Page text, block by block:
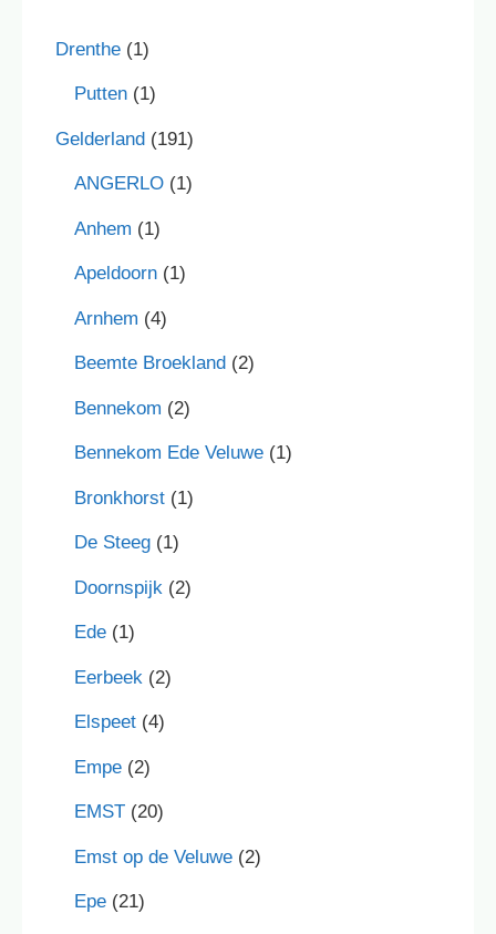
Drenthe (1)
Putten (1)
Gelderland (191)
ANGERLO (1)
Anhem (1)
Apeldoorn (1)
Arnhem (4)
Beemte Broekland (2)
Bennekom (2)
Bennekom Ede Veluwe (1)
Bronkhorst (1)
De Steeg (1)
Doornspijk (2)
Ede (1)
Eerbeek (2)
Elspeet (4)
Empe (2)
EMST (20)
Emst op de Veluwe (2)
Epe (21)